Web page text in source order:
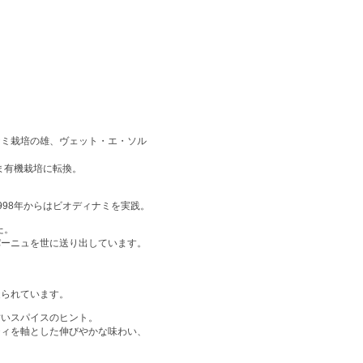
栽培の雄、ヴェット・エ・ソル
機栽培に転換。
年からはビオディナミを実践。
ニュを世に送り出しています。
れています。
スパイスのヒント。
を軸とした伸びやかな味わい、